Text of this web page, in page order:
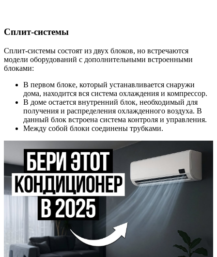
Сплит-системы
Сплит-системы состоят из двух блоков, но встречаются
модели оборудований с дополнительными встроенными
блоками:
В первом блоке, который устанавливается снаружи
дома, находится вся система охлаждения и компрессор.
В доме остается внутренний блок, необходимый для
получения и распределения охлажденного воздуха. В
данный блок встроена система контроля и управления.
Между собой блоки соединены трубками.